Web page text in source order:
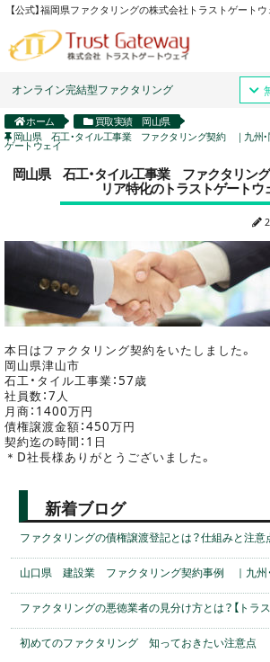
【公式】福岡県ファクタリングの株式会社トラストゲートウ
オンライン完結型ファクタリング
ホーム
買取実績 岡山県
岡山県 石工・タイル工事業 ファクタリング契約 ｜九州・
ゲートウェイ
岡山県 石工・タイル工事業 ファクタリン
リア特化のトラストゲート
本日はファクタリング契約をいたしました。
岡山県津山市
石工・タイル工事業：57歳
社員数：7人
月商：1400万円
債権譲渡金額：450万円
契約迄の時間：1日
＊D社長様ありがとうございました。
新着ブログ
ファクタリングの債権譲渡登記とは？仕組みと注意
山口県 建設業 ファクタリング契約事例 ｜九州
ファクタリングの悪徳業者の見分け方とは？【トラ
初めてのファクタリング 知っておきたい注意点